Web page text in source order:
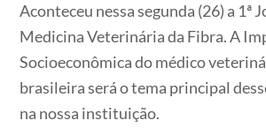
Aconteceu nessa segunda (26) a 1ª
Medicina Veterinária da Fibra. A
Socioeconômica do médico
brasileira será o tema principal
na nossa instituição.